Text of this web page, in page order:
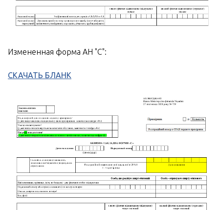
Измененная форма АН "С":
СКАЧАТЬ БЛАНК